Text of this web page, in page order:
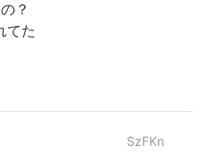
？
てた
SzFKn